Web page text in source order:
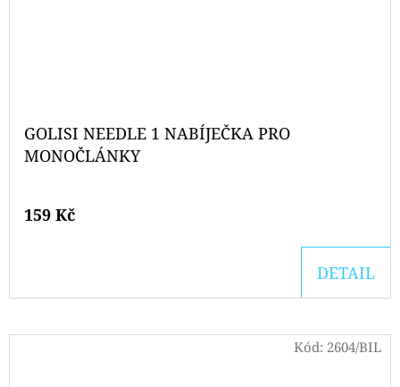
GOLISI NEEDLE 1 NABÍJEČKA PRO
MONOČLÁNKY
159 Kč
DETAIL
Kód: 2604/BIL